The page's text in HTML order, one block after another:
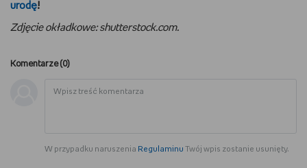
urodę!
Zdjęcie okładkowe: shutterstock.com.
Komentarze (0)
W przypadku naruszenia Regulaminu Twój wpis zostanie usunięty.